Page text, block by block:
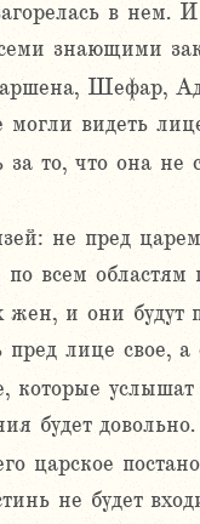
в
знающими
Шефар,
видеть
то, что она не
не пред
всем областям
жен, и они
пред лице свое,
услышат
будет довольно.
царское
не будет